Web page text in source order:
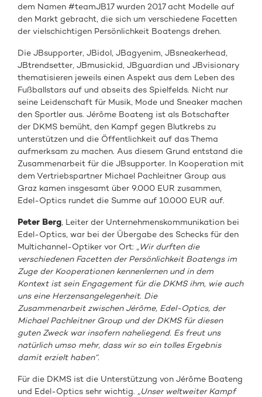
dem Namen #teamJB17 wurden 2017 acht Modelle auf
den Markt gebracht, die sich um verschiedene Facetten
der vielschichtigen Persönlichkeit Boatengs drehen.
Die JBsupporter, JBidol, JBagyenim, JBsneakerhead,
JBtrendsetter, JBmusickid, JBguardian und JBvisionary
thematisieren jeweils einen Aspekt aus dem Leben des
Fußballstars auf und abseits des Spielfelds. Nicht nur
seine Leidenschaft für Musik, Mode und Sneaker machen
den Sportler aus. Jérôme Boateng ist als Botschafter
der DKMS bemüht, den Kampf gegen Blutkrebs zu
unterstützen und die Öffentlichkeit auf das Thema
aufmerksam zu machen. Aus diesem Grund entstand die
Zusammenarbeit für die JBsupporter. In Kooperation mit
dem Vertriebspartner Michael Pachleitner Group aus
Graz kamen insgesamt über 9.000 EUR zusammen,
Edel-Optics rundet die Summe auf 10.000 EUR auf.
Peter Berg, Leiter der Unternehmenskommunikation bei
Edel-Optics, war bei der Übergabe des Schecks für den
Multichannel-Optiker vor Ort: „Wir durften die
verschiedenen Facetten der Persönlichkeit Boatengs im
Zuge der Kooperationen kennenlernen und in dem
Kontext ist sein Engagement für die DKMS ihm, wie auch
uns eine Herzensangelegenheit. Die
Zusammenarbeit zwischen Jérôme, Edel-Optics, der
Michael Pachleitner Group und der DKMS für diesen
guten Zweck war insofern naheliegend. Es freut uns
natürlich umso mehr, dass wir so ein tolles Ergebnis
damit erzielt haben“.
Für die DKMS ist die Unterstützung von Jérôme Boateng
und Edel-Optics sehr wichtig. „Unser weltweiter Kampf